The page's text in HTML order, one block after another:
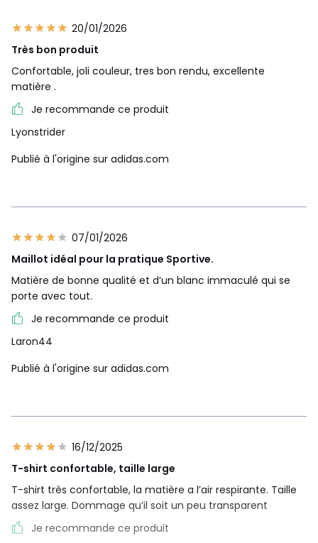
20/01/2026
Très bon produit
Confortable, joli couleur, tres bon rendu, excellente
matière .
Je recommande ce produit
Lyonstrider
Publié à l'origine sur adidas.com
07/01/2026
Maillot idéal pour la pratique Sportive.
Matière de bonne qualité et d’un blanc immaculé qui se
porte avec tout.
Je recommande ce produit
Laron44
Publié à l'origine sur adidas.com
16/12/2025
T-shirt confortable, taille large
T-shirt très confortable, la matière a l’air respirante. Taille
assez large. Dommage qu’il soit un peu transparent
Je recommande ce produit